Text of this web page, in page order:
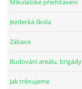
Mikulášské představení
Jezdecká škola
Zábava
Budování areálu, brigády
Jak trénujeme